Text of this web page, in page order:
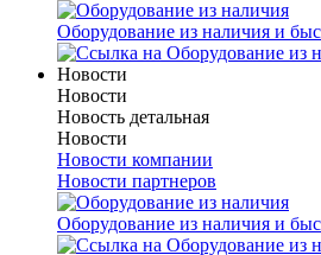
Оборудование из наличия и
Новости
Новости
Новость детальная
Новости
Новости компании
Новости партнеров
Оборудование из наличия и